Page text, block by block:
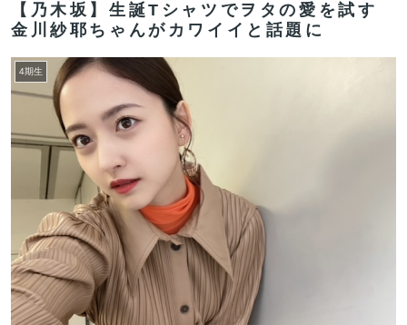
【乃木坂】生誕Tシャツでヲタの愛を試す
金川紗耶ちゃんがカワイイと話題に
4期生